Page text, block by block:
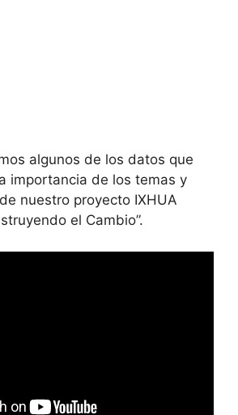
algunos de los datos que
importancia de los temas y
nuestro proyecto IXHUA
el Cambio”.